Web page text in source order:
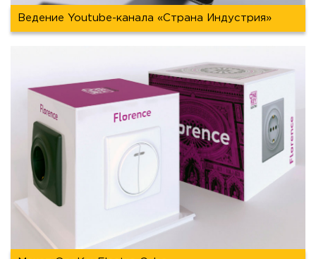
Ведение Youtube-канала «Страна Индустрия»